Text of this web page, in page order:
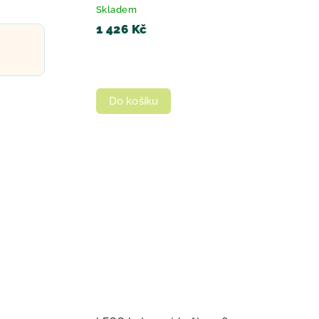
Skladem
1 426 Kč
Do košíku